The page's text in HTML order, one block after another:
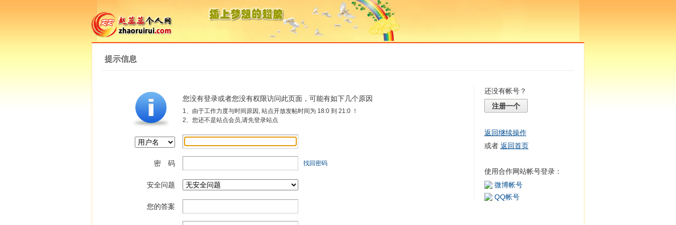
提示信息
您没有登录或者您没有权限访问此页面，可能有如下几个原因
1、由于工作力度与时间原因, 站点开放发帖时间为 18:0 到 21:0 ！
2、您还不是站点会员,请先登录站点
密 码 找回密码
安全问题
您的答案
还没有帐号？
注册一个
返回继续操作
或者 返回首页
使用合作网站帐号登录：
微博帐号
QQ帐号